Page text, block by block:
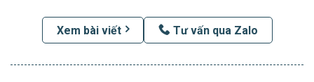
Xem bài viết Tư vấn qua Zalo